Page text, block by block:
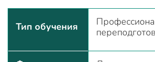
Тип обучения